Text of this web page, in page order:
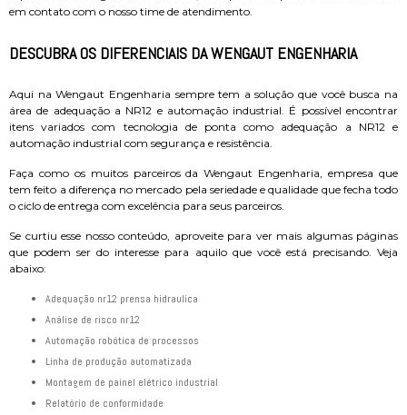
em contato com o nosso time de atendimento.
DESCUBRA OS DIFERENCIAIS DA WENGAUT ENGENHARIA
Aqui na Wengaut Engenharia sempre tem a solução que você busca na
área de adequação a NR12 e automação industrial. É possível encontrar
itens variados com tecnologia de ponta como adequação a NR12 e
automação industrial com segurança e resistência.
Faça como os muitos parceiros da Wengaut Engenharia, empresa que
tem feito a diferença no mercado pela seriedade e qualidade que fecha todo
o ciclo de entrega com excelência para seus parceiros.
Se curtiu esse nosso conteúdo, aproveite para ver mais algumas páginas
que podem ser do interesse para aquilo que você está precisando. Veja
abaixo:
adequação nr12 prensa hidraulica
análise de risco nr12
automação robótica de processos
linha de produção automatizada
montagem de painel elétrico industrial
relatório de conformidade